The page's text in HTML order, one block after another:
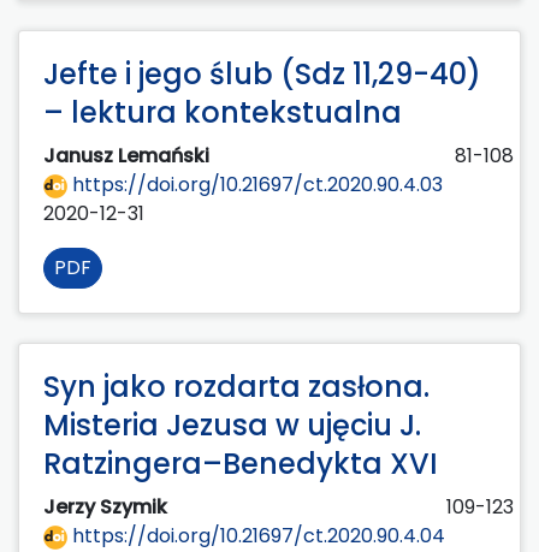
Jefte i jego ślub (Sdz 11,29-40)
– lektura kontekstualna
Janusz Lemański
81-108
https://doi.org/10.21697/ct.2020.90.4.03
2020-12-31
PDF
Syn jako rozdarta zasłona.
Misteria Jezusa w ujęciu J.
Ratzingera–Benedykta XVI
Jerzy Szymik
109-123
https://doi.org/10.21697/ct.2020.90.4.04